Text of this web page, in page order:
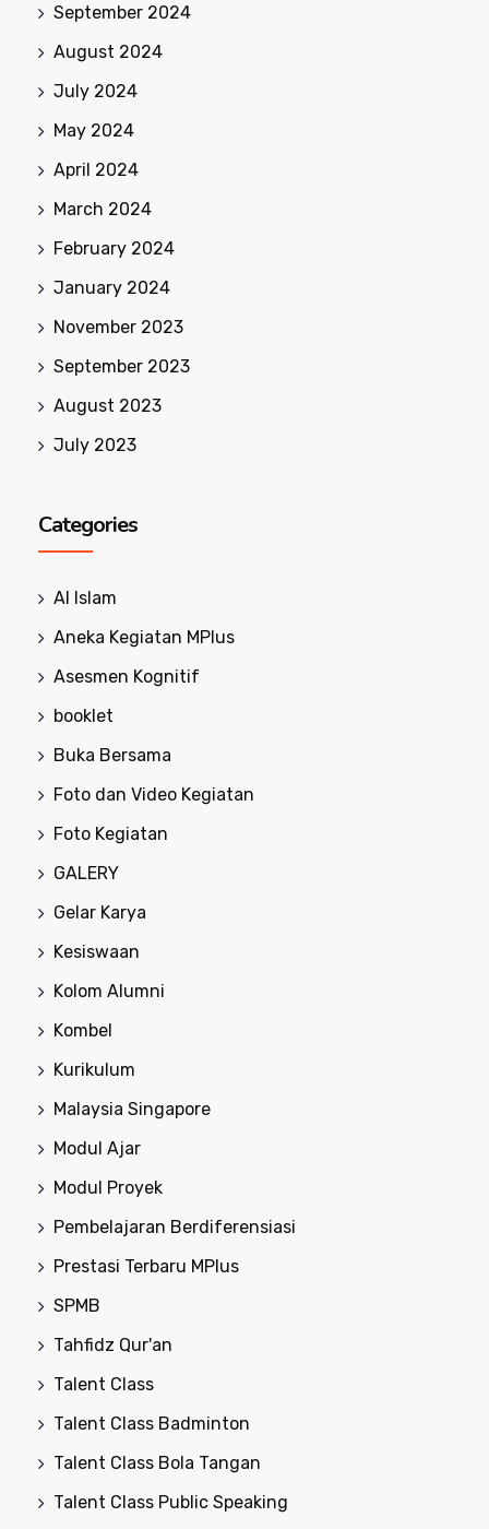
September 2024
August 2024
July 2024
May 2024
April 2024
March 2024
February 2024
January 2024
November 2023
September 2023
August 2023
July 2023
Categories
Al Islam
Aneka Kegiatan MPlus
Asesmen Kognitif
booklet
Buka Bersama
Foto dan Video Kegiatan
Foto Kegiatan
GALERY
Gelar Karya
Kesiswaan
Kolom Alumni
Kombel
Kurikulum
Malaysia Singapore
Modul Ajar
Modul Proyek
Pembelajaran Berdiferensiasi
Prestasi Terbaru MPlus
SPMB
Tahfidz Qur'an
Talent Class
Talent Class Badminton
Talent Class Bola Tangan
Talent Class Public Speaking